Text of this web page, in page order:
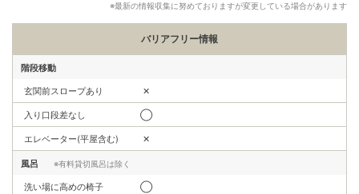
※最新の情報収集に努めておりますが変更している場合があります
バリアフリー情報
階段移動
玄関前スロープあり ✕
入り口段差なし ◯
エレベーター(平屋含む) ✕
風呂 ※有料貸切風呂は除く
洗い場に高めの椅子 ◯